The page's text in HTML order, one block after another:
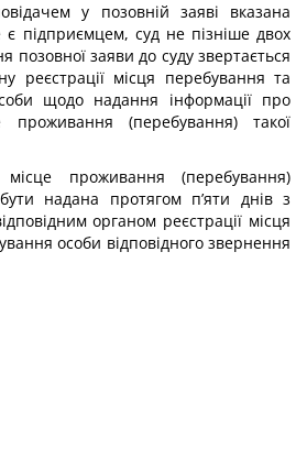
у позовній заяві вказана
підприємцем, суд не пізніше двох
позовної заяви до суду звертається
реєстрації місця перебування та
щодо надання інформації про
проживання (перебування) такої
проживання (перебування)
надана протягом п’яти днів з
органом реєстрації місця
особи відповідного звернення